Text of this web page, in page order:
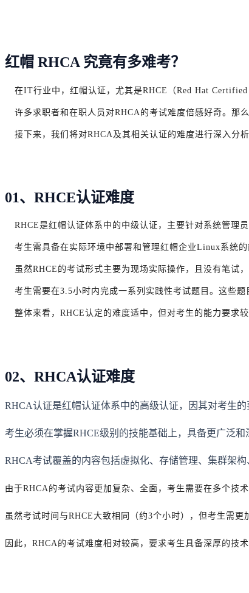
红帽 RHCA 究竟有多难考？
在IT行业中，红帽认证，尤其是RHCE（Red Hat
许多求职者和在职人员对RHCA的考试难度倍感好奇。那
接下来，我们将对RHCA及其相关认证的难度进行深入分析
01、RHCE认证难度
RHCE是红帽认证体系中的中级认证，主要针对系统管理员
考生需具备在实际环境中部署和管理红帽企业Linux系统
虽然RHCE的考试形式主要为现场实际操作，且没有笔试
考生需要在3.5小时内完成一系列实践性考试题目。这些
整体来看，RHCE认定的难度适中，但对考生的能力要求较
02、RHCA认证难度
RHCA认证是红帽认证体系中的高级认证，因其对考生的
考生必须在掌握RHCE级别的技能基础上，具备更广泛
RHCA考试覆盖的内容包括虚拟化、存储管理、集群架构
由于RHCA的考试内容更加复杂、全面，考生需要在多个技
虽然考试时间与RHCE大致相同（约3个小时），但考生需更
因此，RHCA的考试难度相对较高，要求考生具备深厚的技